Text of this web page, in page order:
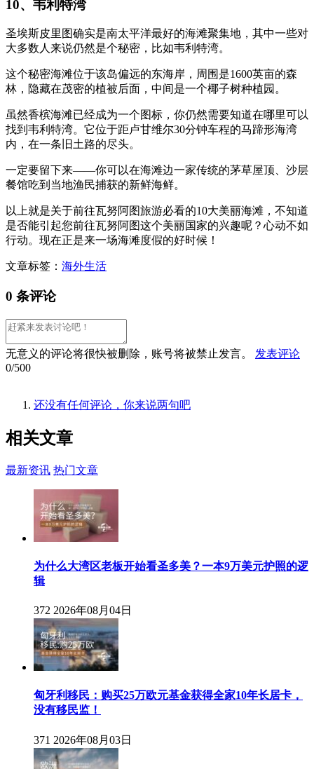
10、韦利特湾
圣埃斯皮里图确实是南太平洋最好的海滩聚集地，其中一些对
大多数人来说仍然是个秘密，比如韦利特湾。
这个秘密海滩位于该岛偏远的东海岸，周围是1600英亩的森
林，隐藏在茂密的植被后面，中间是一个椰子树种植园。
虽然香槟海滩已经成为一个图标，你仍然需要知道在哪里可以
找到韦利特湾。它位于距卢甘维尔30分钟车程的马蹄形海湾
内，在一条旧土路的尽头。
一定要留下来——你可以在海滩边一家传统的茅草屋顶、沙层
餐馆吃到当地渔民捕获的新鲜海鲜。
以上就是关于前往瓦努阿图旅游必看的10大美丽海滩，不知道
是否能引起您前往瓦努阿图这个美丽国家的兴趣呢？心动不如
行动。现在正是来一场海滩度假的好时候！
文章标签： 海外生活
0 条评论
无意义的评论将很快被删除，账号将被禁止发言。
发表评论
0/500
还没有任何评论，你来说两句吧
相关文章
最新资讯 热门文章
为什么大湾区老板开始看圣多美？一本9万美元护照的逻
辑
372 2026年08月04日
匈牙利移民：购买25万欧元基金获得全家10年长居卡，
没有移民监！
371 2026年08月03日